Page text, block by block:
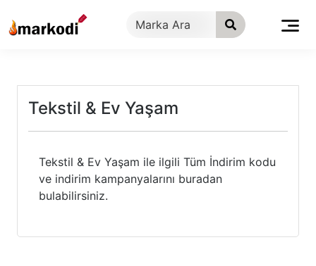
geç
Tekstil & Ev Yaşam
Tekstil & Ev Yaşam ile ilgili Tüm İndirim kodu
ve indirim kampanyalarını buradan
bulabilirsiniz.